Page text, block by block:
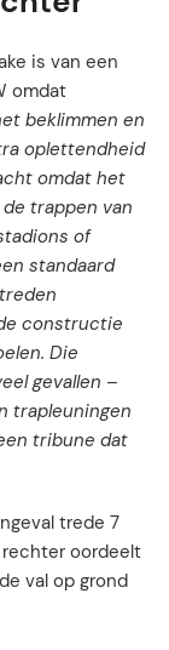
is van een
omdat
beklimmen en
oplettendheid
omdat het
trappen van
of
standaard
constructie
Die
gevallen –
trapleuningen
tribune dat
trede 7
rechter oordeelt
val op grond